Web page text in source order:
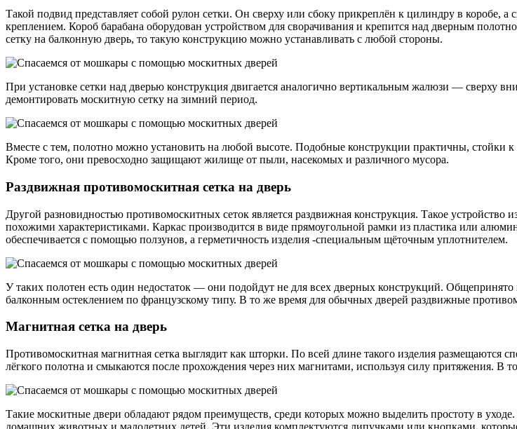
Такой подвид представляет собой рулон сетки. Он сверху или сбоку прикреплён к цилиндру в коробе,
креплением. Короб барабана оборудован устройством для сворачивания и крепится над дверным
сетку на балконную дверь, то такую конструкцию можно устанавливать с любой стороны.
При установке сетки над дверью конструкция двигается аналогично вертикальным жалюзи — сверху
демонтировать москитную сетку на зимний период.
Вместе с тем, полотно можно установить на любой высоте. Подобные конструкции практичны, стойки
Кроме того, они превосходно защищают жилище от пыли, насекомых и различного мусора.
Раздвижная противомоскитная сетка на дверь
Другой разновидностью противомоскитных сеток является раздвижная конструкция. Такое
похожими характеристиками. Каркас производится в виде прямоугольной рамки из пластика или
обеспечивается с помощью ползунов, а герметичность изделия -специальным щёточным уплотнителем.
У таких полотен есть один недостаток — они подойдут не для всех дверных конструкций.
балконным остеклением по французскому типу. В то же время для обычных дверей раздвижные
Магнитная сетка на дверь
Противомоскитная магнитная сетка выглядит как шторки. По всей длине такого изделия размещаются
лёгкого полотна и смыкаются после прохождения через них магнитами, используя силу притяжения. В
Такие москитные двери обладают рядом преимуществ, среди которых можно выделить простоту в
домашних животных и малолетних детей. Эти изделия комплектуются липучками или кнопками,